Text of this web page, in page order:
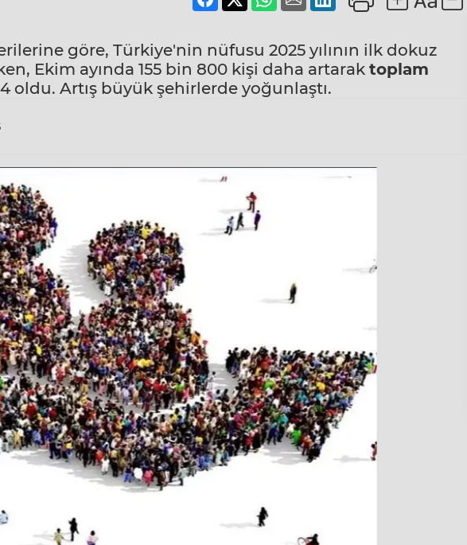
göre, Türkiye'nin nüfusu 2025 yılının ilk dokuz
Ekim ayında 155 bin 800 kişi daha artarak toplam
oldu. Artış büyük şehirlerde yoğunlaştı.